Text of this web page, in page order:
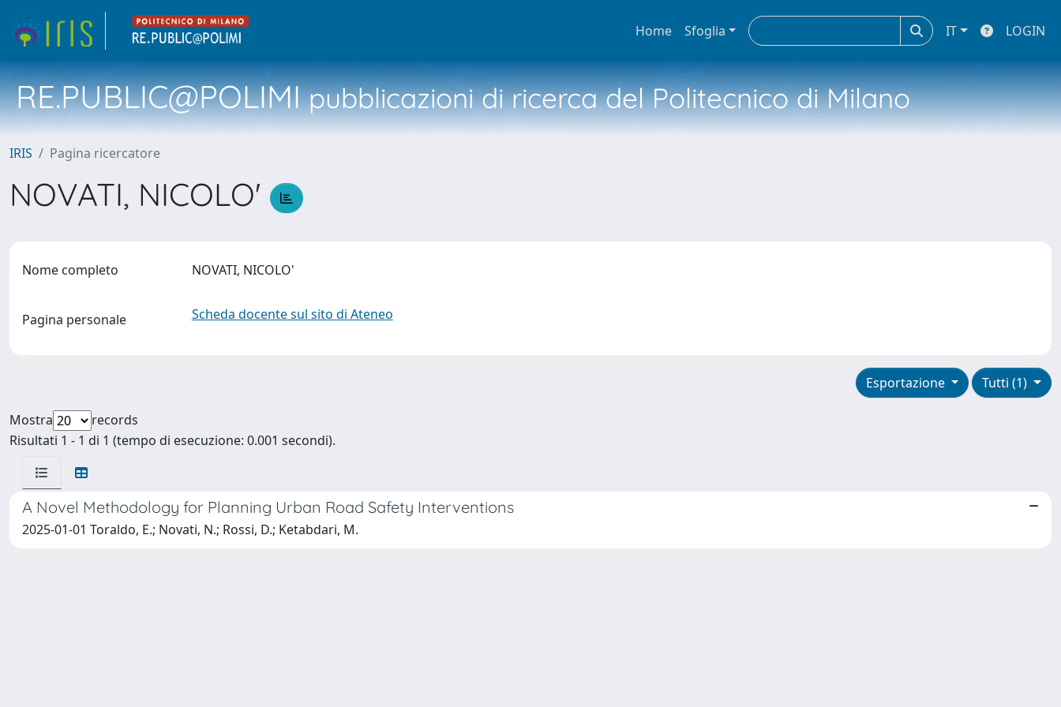
Home Sfoglia IT LOGIN
RE.PUBLIC@POLIMIpubblicazioni di ricerca del Politecnico di Milano
IRIS Pagina ricercatore
NOVATI, NICOLO'
Nome completo NOVATI, NICOLO'
Pagina personale Scheda docente sul sito di Ateneo
Tutti (1)
Esportazione
Mostra
records
Risultati 1 - 1 di 1 (tempo di esecuzione: 0.001 secondi).
A Novel Methodology for Planning Urban Road Safety Interventions
2025-01-01 Toraldo, E.; Novati, N.; Rossi, D.; Ketabdari, M.